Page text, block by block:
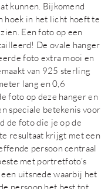
kunnen. Bijkomend
hoek in het licht hoeft te
Een foto op een
De ovale hanger
foto extra mooi en
van 925 sterling
lang en 0,6
foto op deze hanger en
speciale betekenis voor
de foto die je op de
resultaat krijgt met een
persoon centraal
met portretfoto’s
uitsnede waarbij het
persoon het best tot